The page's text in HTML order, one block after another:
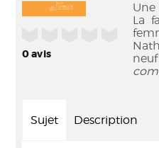
0avis
La
Sujet Description